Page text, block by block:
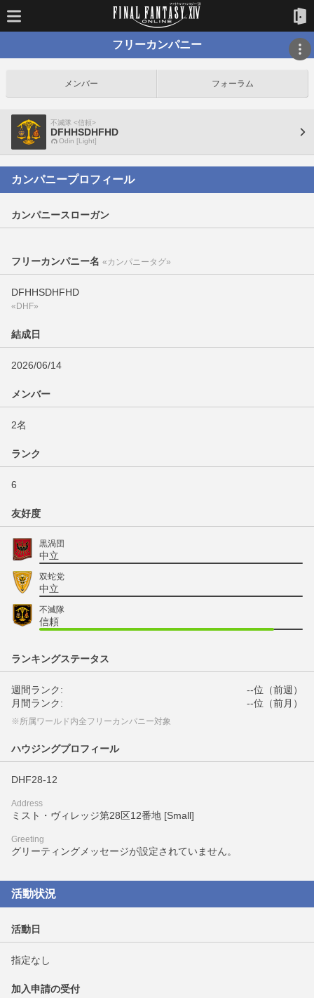
フリーカンパニー
メンバー フォーラム
不滅隊 <信頼>
DFHHSDHFHD
Odin [Light]
カンパニープロフィール
カンパニースローガン
フリーカンパニー名 «カンパニータグ»
DFHHSDHFHD
«DHF»
結成日
2026/06/14
メンバー
2名
ランク
6
友好度
黒渦団
中立
双蛇党
中立
不滅隊
信頼
ランキングステータス
週間ランク:
--位（前週）
月間ランク:
--位（前月）
※所属ワールド内全フリーカンパニー対象
ハウジングプロフィール
DHF28-12
Address
ミスト・ヴィレッジ第28区12番地 [Small]
Greeting
グリーティングメッセージが設定されていません。
活動状況
活動日
指定なし
加入申請の受付